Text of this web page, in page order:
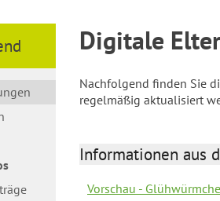
Digitale
Nachfolgend finden Sie
regelmäßig aktualisiert
Informationen aus
Vorschau -